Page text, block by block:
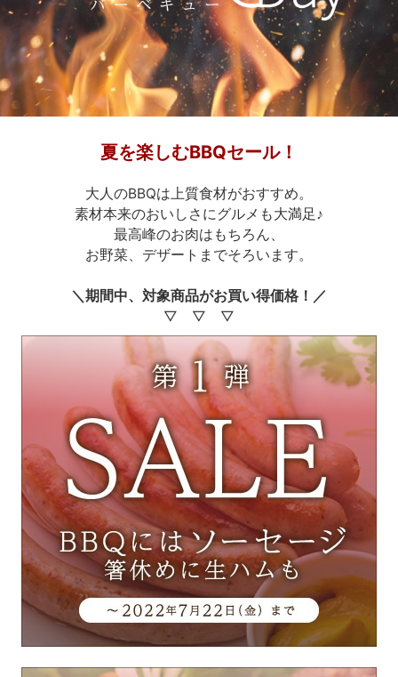
夏を楽しむBBQセール！
大人のBBQは上質食材がおすすめ。
素材本来のおいしさにグルメも大満足♪
最高峰のお肉はもちろん、
お野菜、デザートまでそろいます。
＼期間中、対象商品がお買い得価格！／
▽ ▽ ▽